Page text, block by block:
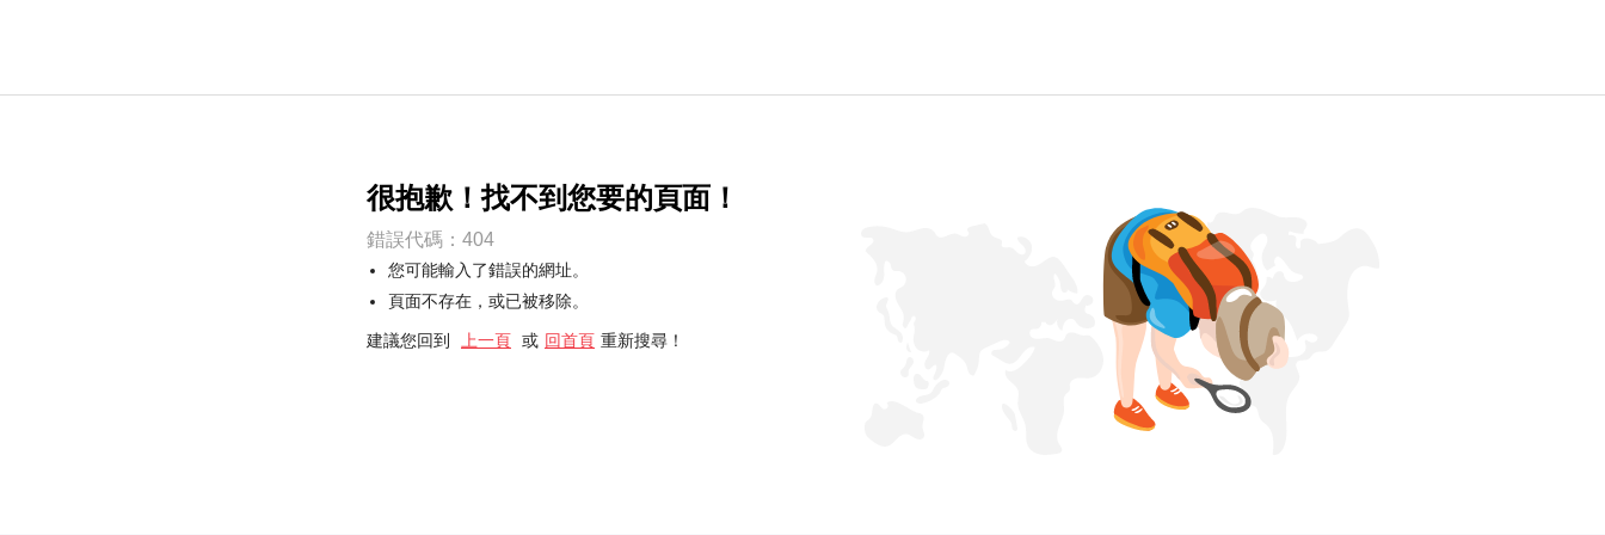
很抱歉！找不到您要的頁面！
錯誤代碼：404
您可能輸入了錯誤的網址。
頁面不存在，或已被移除。
建議您回到 上一頁 或 回首頁 重新搜尋！